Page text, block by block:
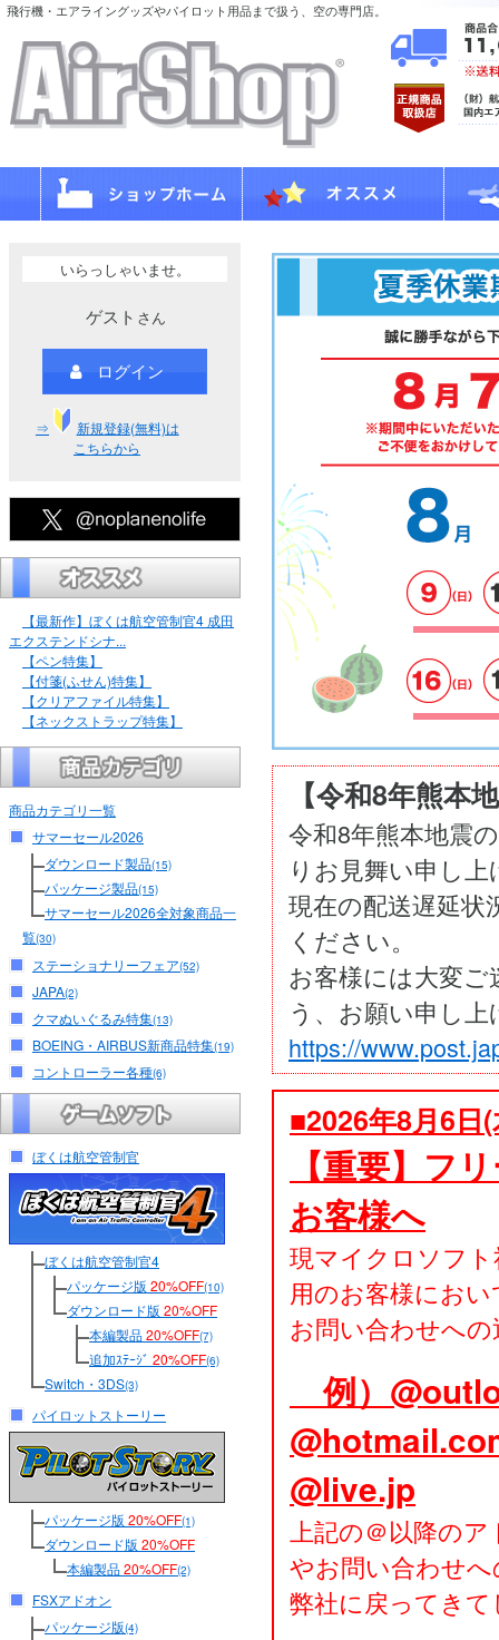
飛行機・エアライングッズやパイロット用品まで扱う、空の専門店。
いらっしゃいませ。
ゲスト さん
ログイン
⇒
新規登録(無料)は
こちらから
【最新作】ぼくは航空管制官4 成田
エクステンドシナ...
【ペン特集】
【付箋(ふせん)特集】
【クリアファイル特集】
【ネックストラップ特集】
商品カテゴリ一覧
サマーセール2026
ダウンロード製品(15)
パッケージ製品(15)
サマーセール2026全対象商品一
覧(30)
ステーショナリーフェア(52)
JAPA(2)
クマぬいぐるみ特集(13)
BOEING・AIRBUS新商品特集(19)
コントローラー各種(6)
ぼくは航空管制官
ぼくは航空管制官4
パッケージ版 20%OFF(10)
ダウンロード版 20%OFF
本編製品20%OFF(7)
追加ｽﾃｰｼﾞ 20%OFF(6)
Switch・3DS(3)
パイロットストーリー
パッケージ版 20%OFF(1)
ダウンロード版 20%OFF
本編製品20%OFF(2)
FSXアドオン
パッケージ版(4)
【令和8年熊本
令和8年熊本地震
りお見舞い申し
現在の配送遅延状
ください。
お客様には大変
う、お願い申し
https://
■2026年8月6日
【重要】フ
お客様へ
現マイクロソフ
用のお客様にお
お問い合わせへ
例）
@live.jp
上記の＠以降の
やお問い合わせ
弊社に戻ってき